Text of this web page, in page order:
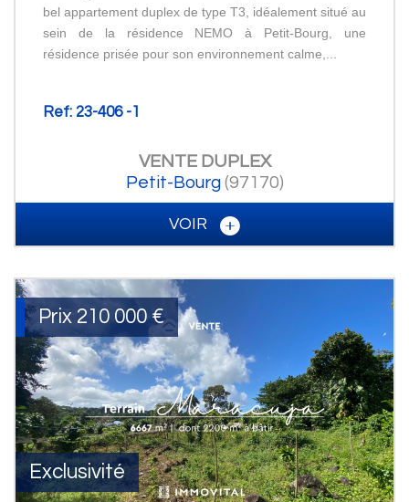
bel appartement duplex de type T3, idéalement situé au
sein de la résidence NEMO à Petit-Bourg, une
résidence prisée pour son environnement calme,...
Ref: 23-406 -1
VENTE DUPLEX
Petit-Bourg (97170)
VOIR
Exclusivité
Prix 210 000 €